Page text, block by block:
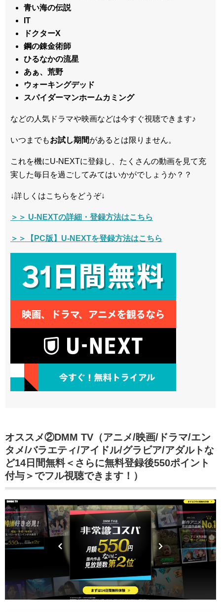
青い海の伝説
IT
ドクターX
鋼の錬金術師
ひるなかの流星
あぁ、荒野
ウォーキングデッド
スパイダーマンホームカミング
などの人気ドラマや映画などは今すぐ視聴できます♪
いつまでもお試し期間があるとは限りません。
これを機にU-NEXTに登録し、たくさんの動画を見て充
実した毎日を過ごしてみてはいかがでしょうか？？
↓詳しくはこちらをどうぞ↓
＞＞ U-NEXTの詳細・登録方法はこちら
＞＞【PC版】U-NEXTを登録方法はこちら
オススメ②DMM TV（アニメ/映画/ドラマ/エン
タメ/バラエティ/アイドル/グラビア/アダルトな
ど14日間無料＜さらに無料登録後550ポイント
付与＞でフル視聴できます！）